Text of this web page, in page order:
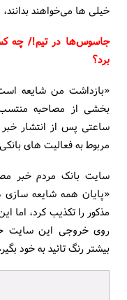
خیلی ها می‌خواهند
جاسوس‌ها در تیم!/ چه
برد؟
«بازداشت من شایعه
بخشی از مصاحبه
ساعتی پس از انتشار
مربوط به فعالیت های
سایت بانک مردم خبر
«پایان همه شایعه
مذکور را تکذیب کرد، اما
روی خروجی این سایت
بیشتر رنگ تائید به خود